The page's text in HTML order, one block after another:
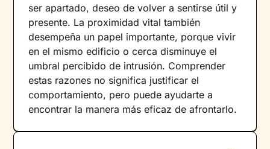
ser apartado, deseo de volver a sentirse útil y
presente. La proximidad vital también
desempeña un papel importante, porque vivir
en el mismo edificio o cerca disminuye el
umbral percibido de intrusión. Comprender
estas razones no significa justificar el
comportamiento, pero puede ayudarte a
encontrar la manera más eficaz de afrontarlo.